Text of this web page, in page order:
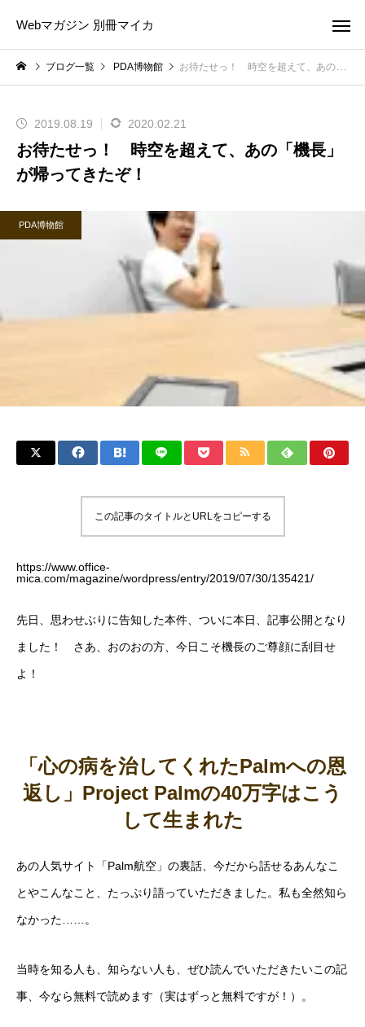
Webマガジン 別冊マイカ
ブログ一覧 PDA博物館 お待たせっ！ 時空を超えて、あの「機長」が帰ってきたぞ！
2019.08.19 2020.02.21
お待たせっ！ 時空を超えて、あの「機長」
が帰ってきたぞ！
PDA博物館
この記事のタイトルとURLをコピーする
https://www.office-
mica.com/magazine/wordpress/entry/2019/07/30/135421/
先日、思わせぶりに告知した本件、ついに本日、記事公開となり
ました！ さあ、おのおの方、今日こそ機長のご尊顔に刮目せ
よ！
「心の病を治してくれたPalmへの恩
返し」Project Palmの40万字はこう
して生まれた
あの人気サイト「Palm航空」の裏話、今だから話せるあんなこ
とやこんなこと、たっぷり語っていただきました。私も全然知ら
なかった……。
当時を知る人も、知らない人も、ぜひ読んでいただきたいこの記
事、今なら無料で読めます（実はずっと無料ですが！）。